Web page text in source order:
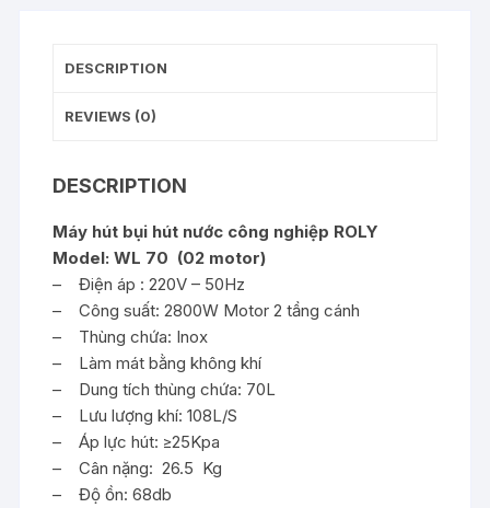
DESCRIPTION
REVIEWS (0)
DESCRIPTION
Máy hút bụi hút nước công nghiệp ROLY
Model: WL 70 (02 motor)
– Điện áp : 220V – 50Hz
– Công suất: 2800W Motor 2 tầng cánh
– Thùng chứa: Inox
– Làm mát bằng không khí
– Dung tích thùng chứa: 70L
– Lưu lượng khí: 108L/S
– Áp lực hút: ≥25Kpa
– Cân nặng: 26.5 Kg
– Độ ồn: 68db